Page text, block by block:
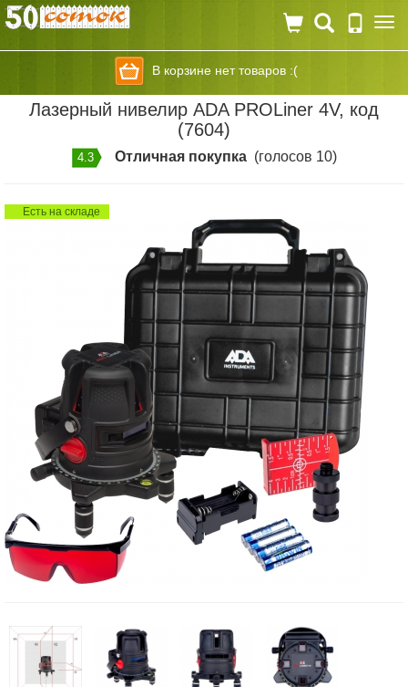
В корзине нет товаров :(
Лазерный нивелир ADA PROLiner 4V, код
(7604)
4.3 Отличная покупка(голосов 10)
Есть на складе